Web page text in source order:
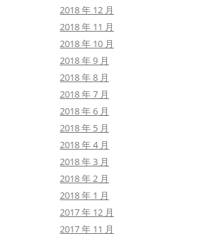
2018 年 12 月
2018 年 11 月
2018 年 10 月
2018 年 9 月
2018 年 8 月
2018 年 7 月
2018 年 6 月
2018 年 5 月
2018 年 4 月
2018 年 3 月
2018 年 2 月
2018 年 1 月
2017 年 12 月
2017 年 11 月